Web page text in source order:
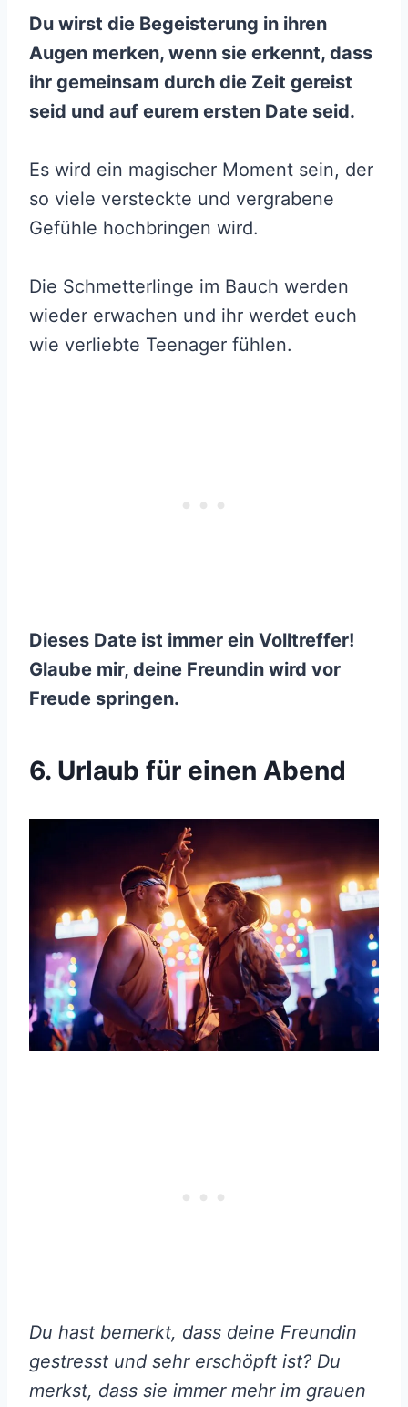
Du wirst die Begeisterung in ihren
Augen merken, wenn sie erkennt, dass
ihr gemeinsam durch die Zeit gereist
seid und auf eurem ersten Date seid.
Es wird ein magischer Moment sein, der
so viele versteckte und vergrabene
Gefühle hochbringen wird.
Die Schmetterlinge im Bauch werden
wieder erwachen und ihr werdet euch
wie verliebte Teenager fühlen.
Dieses Date ist immer ein Volltreffer!
Glaube mir, deine Freundin wird vor
Freude springen.
6. Urlaub für einen Abend
Du hast bemerkt, dass deine Freundin
gestresst und sehr erschöpft ist? Du
merkst, dass sie immer mehr im grauen